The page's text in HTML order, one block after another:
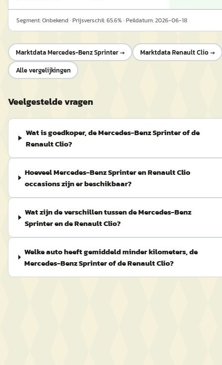
Segment:Onbekend· Prijsverschil:65.6% · Peildatum:2026-06-18
MarktdataMercedes-Benz Sprinter→ MarktdataRenault Clio→
Alle vergelijkingen
Veelgestelde vragen
Wat is goedkoper, de Mercedes-Benz Sprinter of de
Renault Clio?
Hoeveel Mercedes-Benz Sprinter en Renault Clio
occasions zijn er beschikbaar?
Wat zijn de verschillen tussen de Mercedes-Benz
Sprinter en de Renault Clio?
Welke auto heeft gemiddeld minder kilometers, de
Mercedes-Benz Sprinter of de Renault Clio?